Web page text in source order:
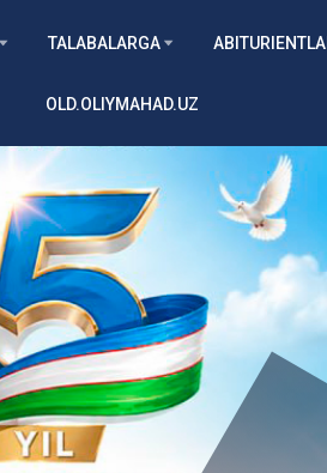
TALABALARGA
OLD.OLIYMAHAD.UZ